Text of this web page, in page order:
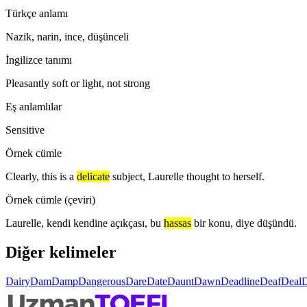
Türkçe anlamı
Nazik, narin, ince, düşünceli
İngilizce tanımı
Pleasantly soft or light, not strong
Eş anlamlılar
Sensitive
Örnek cümle
Clearly, this is a delicate subject, Laurelle thought to herself.
Örnek cümle (çeviri)
Laurelle, kendi kendine açıkçası, bu hassas bir konu, diye düşündü.
Diğer kelimeler
DairyDamDampDangerousDareDateDauntDawnDeadlineDeafDeal